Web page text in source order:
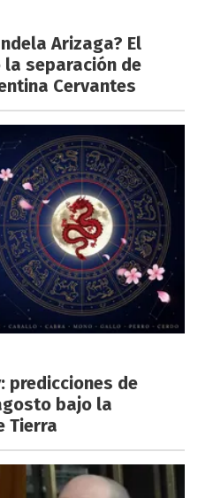
Arizaga? El
separación de
Cervantes
predicciones de
bajo la
Tierra